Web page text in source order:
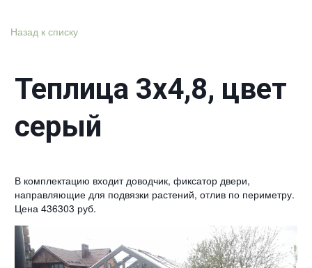
Назад к списку
Теплица 3х4,8, цвет
серый
В комплектацию входит доводчик, фиксатор двери,
направляющие для подвязки растений, отлив по периметру.
Цена 436303 руб.